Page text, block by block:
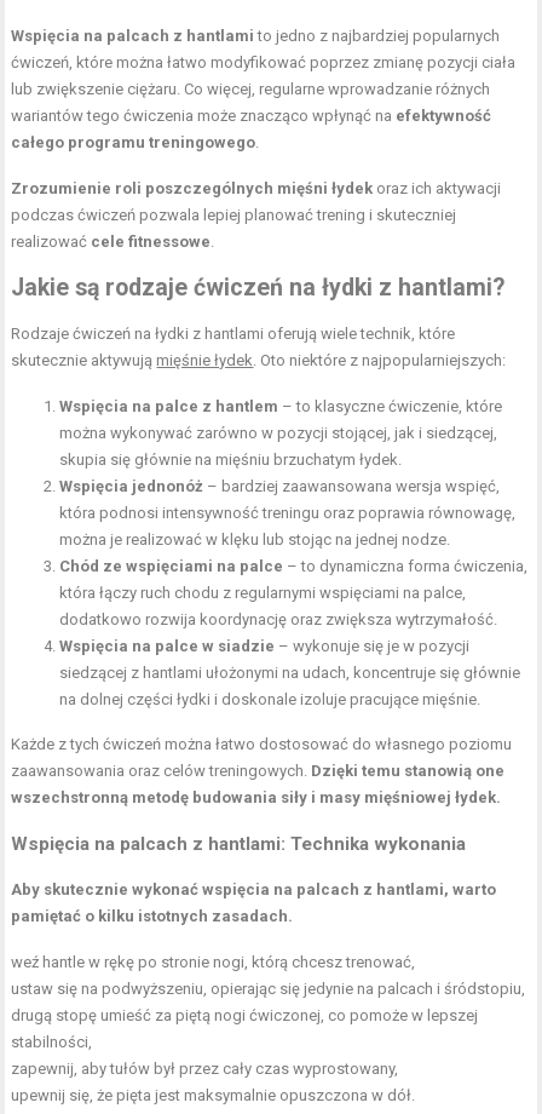
Wspięcia na palcach z hantlami to jedno z najbardziej popularnych
ćwiczeń, które można łatwo modyfikować poprzez zmianę pozycji ciała
lub zwiększenie ciężaru. Co więcej, regularne wprowadzanie różnych
wariantów tego ćwiczenia może znacząco wpłynąć na efektywność
całego programu treningowego
Zrozumienie roli poszczególnych mięśni łydek oraz ich aktywacji
podczas ćwiczeń pozwala lepiej planować trening i skuteczniej
realizować cele fitnessowe
Jakie są rodzaje ćwiczeń na łydki z hantlami?
Rodzaje ćwiczeń na łydki z hantlami oferują wiele technik, które
skutecznie aktywują mięśnie łydek . Oto niektóre z najpopularniejszych:
Wspięcia na palce z hantlem – to klasyczne ćwiczenie, które
można wykonywać zarówno w pozycji stojącej, jak i siedzącej,
skupia się głównie na mięśniu brzuchatym łydek.
Wspięcia jednonóż – bardziej zaawansowana wersja wspięć,
która podnosi intensywność treningu oraz poprawia równowagę,
można je realizować w klęku lub stojąc na jednej nodze.
Chód ze wspięciami na palce – to dynamiczna forma ćwiczenia,
która łączy ruch chodu z regularnymi wspięciami na palce,
dodatkowo rozwija koordynację oraz zwiększa wytrzymałość.
Wspięcia na palce w siadzie – wykonuje się je w pozycji
siedzącej z hantlami ułożonymi na udach, koncentruje się głównie
na dolnej części łydki i doskonale izoluje pracujące mięśnie.
Każde z tych ćwiczeń można łatwo dostosować do własnego poziomu
zaawansowania oraz celów treningowych. Dzięki temu stanowią one
wszechstronną metodę budowania siły i masy mięśniowej łydek.
Wspięcia na palcach z hantlami: Technika wykonania
Aby skutecznie wykonać wspięcia na palcach z hantlami, warto
pamiętać o kilku istotnych zasadach.
weź hantle w rękę po stronie nogi, którą chcesz trenować,
ustaw się na podwyższeniu, opierając się jedynie na palcach i śródstopiu,
drugą stopę umieść za piętą nogi ćwiczonej, co pomoże w lepszej
stabilności,
zapewnij, aby tułów był przez cały czas wyprostowany,
upewnij się, że pięta jest maksymalnie opuszczona w dół.